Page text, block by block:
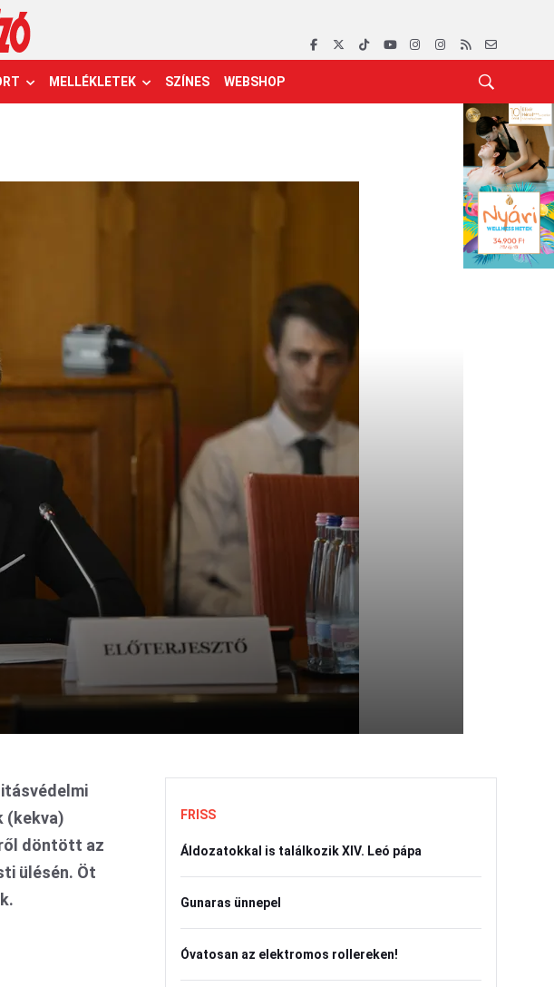
MELLÉKLETEK SZÍNES WEBSHOP
(kekva)
döntött az
ülésén. Öt
FRISS
Áldozatokkal is találkozik XIV. Leó pápa
Gunaras ünnepel
Óvatosan az elektromos rollereken!